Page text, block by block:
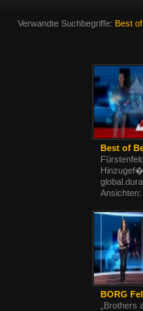
Verwandte Suchbegriffe: Best of
Best of
BORG